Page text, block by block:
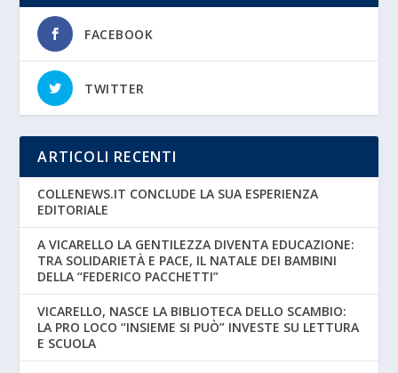
FACEBOOK
TWITTER
ARTICOLI RECENTI
COLLENEWS.IT CONCLUDE LA SUA ESPERIENZA
EDITORIALE
A VICARELLO LA GENTILEZZA DIVENTA EDUCAZIONE:
TRA SOLIDARIETÀ E PACE, IL NATALE DEI BAMBINI
DELLA “FEDERICO PACCHETTI”
VICARELLO, NASCE LA BIBLIOTECA DELLO SCAMBIO:
LA PRO LOCO “INSIEME SI PUÒ” INVESTE SU LETTURA
E SCUOLA